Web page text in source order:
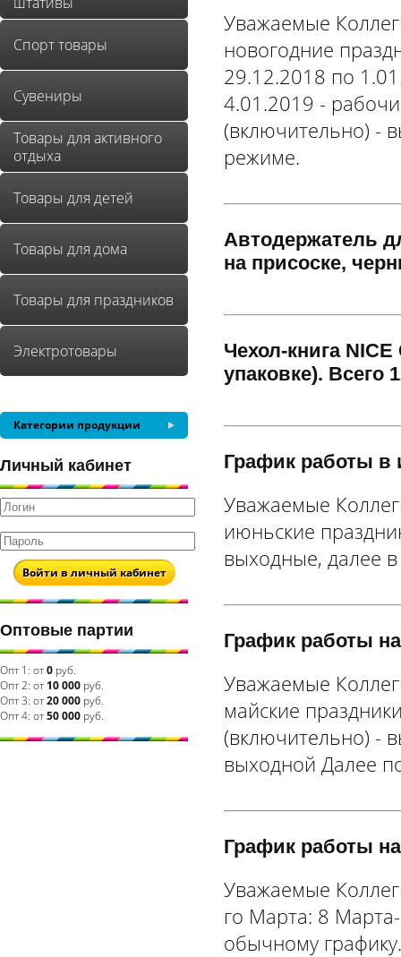
Спорт товары
Сувениры
Товары для активного
отдыха
Товары для детей
Товары для дома
Товары для праздников
Электротовары
Категории продукции
Личный кабинет
Войти в личный кабинет
Оптовые партии
Опт 1: от0 руб.
Опт 2: от 10 000 руб.
Опт 3: от20 000 руб.
Опт 4: от50 000 руб.
Уважаемые
новогодние
29.12.2018 по
4.01.2019 -
(включительно) -
режиме.
Автодержатель
на присоске,
Чехол-книга
упаковке). Всего
График работы в
Уважаемые
июньские
выходные, далее
График работы
Уважаемые
майские
(включительно) -
выходной Далее
График работы
Уважаемые
го Марта: 8
обычному графику.